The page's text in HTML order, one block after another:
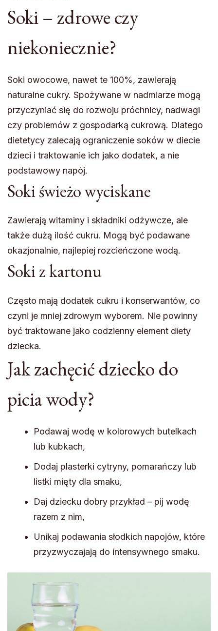
Soki – zdrowe czy
niekoniecznie?
Soki owocowe, nawet te 100%, zawierają
naturalne cukry. Spożywane w nadmiarze mogą
przyczyniać się do rozwoju próchnicy, nadwagi
czy problemów z gospodarką cukrową. Dlatego
dietetycy zalecają ograniczenie soków w diecie
dzieci i traktowanie ich jako dodatek, a nie
podstawowy napój.
Soki świeżo wyciskane
Zawierają witaminy i składniki odżywcze, ale
także dużą ilość cukru. Mogą być podawane
okazjonalnie, najlepiej rozcieńczone wodą.
Soki z kartonu
Często mają dodatek cukru i konserwantów, co
czyni je mniej zdrowym wyborem. Nie powinny
być traktowane jako codzienny element diety
dziecka.
Jak zachęcić dziecko do
picia wody?
Podawaj wodę w kolorowych butelkach
lub kubkach,
Dodaj plasterki cytryny, pomarańczy lub
listki mięty dla smaku,
Daj dziecku dobry przykład – pij wodę
razem z nim,
Unikaj podawania słodkich napojów, które
przyzwyczajają do intensywnego smaku.